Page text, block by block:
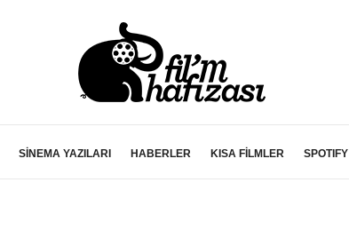
SİNEMA YAZILARI HABERLER KISA FİLMLER SPOTIFY